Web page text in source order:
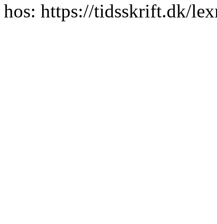
hos: https://tidsskrift.dk/